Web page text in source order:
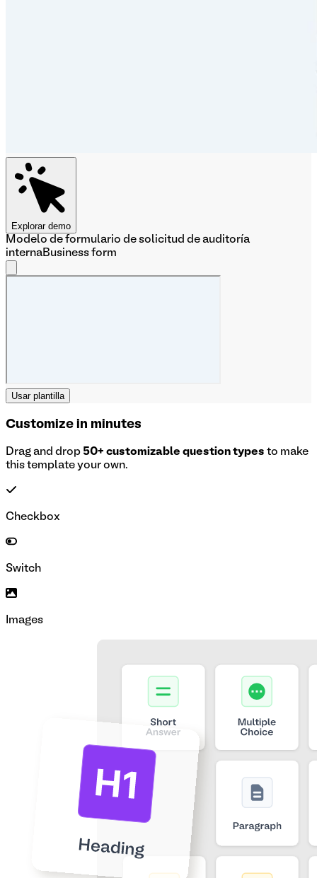
Explorar demo
Modelo de formulario de solicitud de auditoría
interna Business form
Usar plantilla
Customize in minutes
Drag and drop 50+ customizable question types to make
this template your own.
Checkbox
Switch
Images